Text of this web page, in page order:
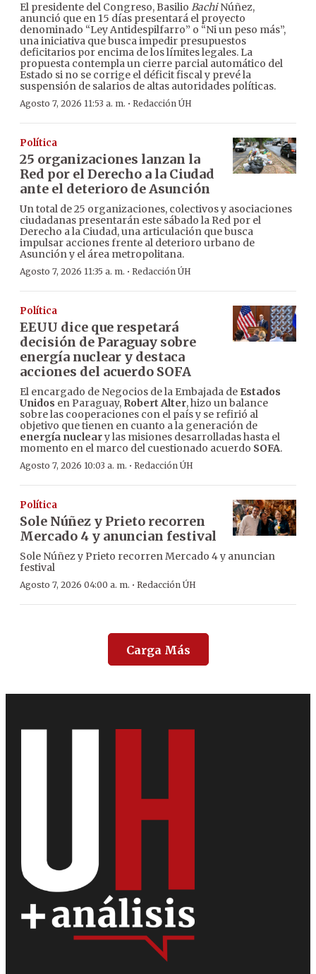
El presidente del Congreso, Basilio BachiNúñez,
anunció que en 15 días presentará el proyecto
denominado “Ley Antidespilfarro” o “Ni un peso más”,
una iniciativa que busca impedir presupuestos
deficitarios por encima de los límites legales. La
propuesta contempla un cierre parcial automático del
Estado si no se corrige el déficit fiscal y prevé la
suspensión de salarios de altas autoridades políticas.
Agosto 7, 2026 11:53 a. m. · Redacción ÚH
Política
25 organizaciones lanzan la
Red por el Derecho a la Ciudad
ante el deterioro de Asunción
Un total de 25 organizaciones, colectivos y asociaciones
ciudadanas presentarán este sábado la Red por el
Derecho a la Ciudad, una articulación que busca
impulsar acciones frente al deterioro urbano de
Asunción y el área metropolitana.
Agosto 7, 2026 11:35 a. m. · Redacción ÚH
Política
EEUU dice que respetará
decisión de Paraguay sobre
energía nuclear y destaca
acciones del acuerdo SOFA
El encargado de Negocios de la Embajada de Estados
Unidos en Paraguay, Robert Alter, hizo un balance
sobre las cooperaciones con el país y se refirió al
objetivo que tienen en cuanto a la generación de
energía nucleary las misiones desarrolladas hasta el
momento en el marco del cuestionado acuerdo SOFA.
Agosto 7, 2026 10:03 a. m. · Redacción ÚH
Política
Sole Núñez y Prieto recorren
Mercado 4 y anuncian festival
Sole Núñez y Prieto recorren Mercado 4 y anuncian
festival
Agosto 7, 2026 04:00 a. m. · Redacción ÚH
Carga Más